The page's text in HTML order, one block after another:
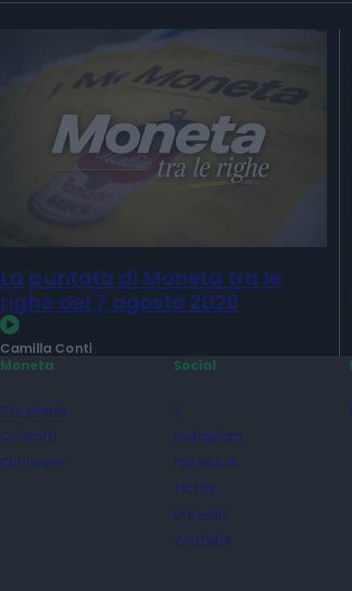
Sfoglia Moneta
La puntata di Moneta tra le
righe del 7 agosto 2026
Camilla Conti
Moneta
Social
X
Instagram
Facebook